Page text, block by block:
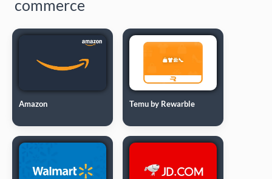
commerce
Amazon Temu by Rewarble